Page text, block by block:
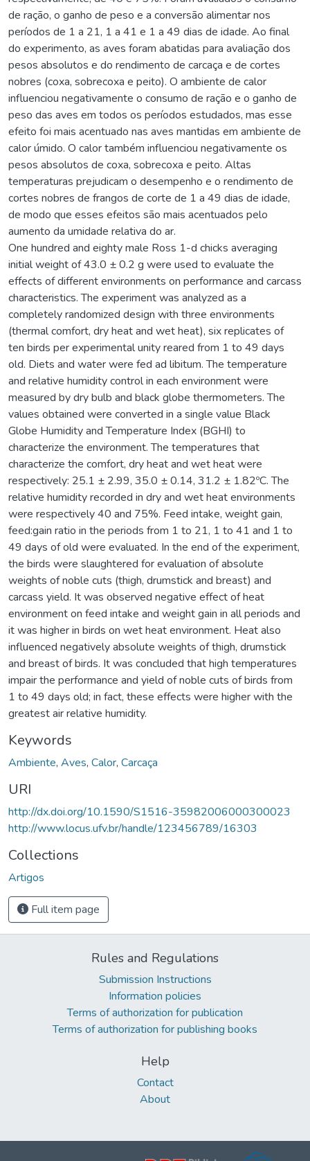
de ração, o ganho de peso e a conversão alimentar nos
períodos de 1 a 21, 1 a 41 e 1 a 49 dias de idade. Ao final
do experimento, as aves foram abatidas para avaliação dos
pesos absolutos e do rendimento de carcaça e de cortes
nobres (coxa, sobrecoxa e peito). O ambiente de calor
influenciou negativamente o consumo de ração e o ganho de
peso das aves em todos os períodos estudados, mas esse
efeito foi mais acentuado nas aves mantidas em ambiente de
calor úmido. O calor também influenciou negativamente os
pesos absolutos de coxa, sobrecoxa e peito. Altas
temperaturas prejudicam o desempenho e o rendimento de
cortes nobres de frangos de corte de 1 a 49 dias de idade,
de modo que esses efeitos são mais acentuados pelo
aumento da umidade relativa do ar.
One hundred and eighty male Ross 1-d chicks averaging
initial weight of 43.0 ± 0.2 g were used to evaluate the
effects of different environments on performance and carcass
characteristics. The experiment was analyzed as a
completely randomized design with three environments
(thermal comfort, dry heat and wet heat), six replicates of
ten birds per experimental unity reared from 1 to 49 days
old. Diets and water were fed ad libitum. The temperature
and relative humidity control in each environment were
measured by dry bulb and black globe thermometers. The
values obtained were converted in a single value Black
Globe Humidity and Temperature Index (BGHI) to
characterize the environment. The temperatures that
characterize the comfort, dry heat and wet heat were
respectively: 25.1 ± 2.99, 35.0 ± 0.14, 31.2 ± 1.82ºC. The
relative humidity recorded in dry and wet heat environments
were respectively 40 and 75%. Feed intake, weight gain,
feed:gain ratio in the periods from 1 to 21, 1 to 41 and 1 to
49 days of old were evaluated. In the end of the experiment,
the birds were slaughtered for evaluation of absolute
weights of noble cuts (thigh, drumstick and breast) and
carcass yield. It was observed negative effect of heat
environment on feed intake and weight gain in all periods and
it was higher in birds on wet heat environment. Heat also
influenced negatively absolute weights of thigh, drumstick
and breast of birds. It was concluded that high temperatures
impair the performance and yield of noble cuts of birds from
1 to 49 days old; in fact, these effects were higher with the
greatest air relative humidity.
Keywords
Ambiente, Aves, Calor, Carcaça
URI
http://dx.doi.org/10.1590/S1516-35982006000300023
http://www.locus.ufv.br/handle/123456789/16303
Collections
Artigos
Full item page
Rules and Regulations
Submission Instructions
Information policies
Terms of authorization for publication
Terms of authorization for publishing books
Help
Contact
About